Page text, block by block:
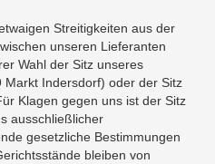
Streitigkeiten aus der
unseren Lieferanten
Wahl der Sitz unseres
Markt Indersdorf) oder der Sitz
Klagen gegen uns ist der Sitz
ausschließlicher
gesetzliche Bestimmungen
bleiben von